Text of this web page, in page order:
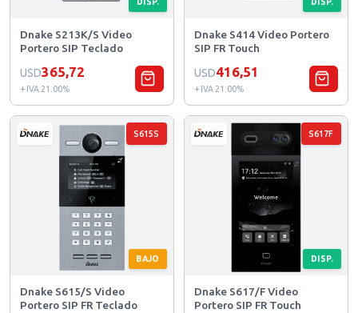
Dnake S213K/S Video
Portero SIP Teclado
USD365,72
+ IVA 21.00%
Dnake S414 Video Portero
SIP FR Touch
USD416,51
+ IVA 21.00%
S615S
BAJO
Dnake S615/S Video
Portero SIP FR Teclado
S617F
DISP.
Dnake S617/F Video
Portero SIP FR Touch